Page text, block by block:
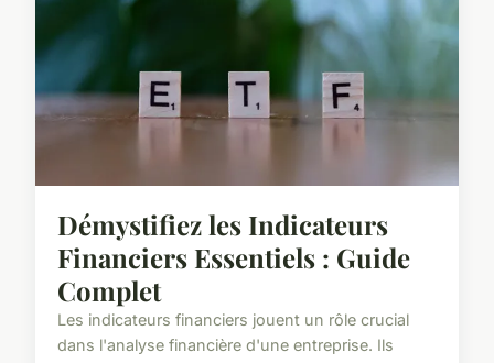
Démystifiez les Indicateurs
Financiers Essentiels : Guide
Complet
Les indicateurs financiers jouent un rôle crucial
dans l'analyse financière d'une entreprise. Ils